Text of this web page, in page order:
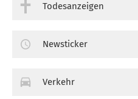
Todesanzeigen
Newsticker
Verkehr